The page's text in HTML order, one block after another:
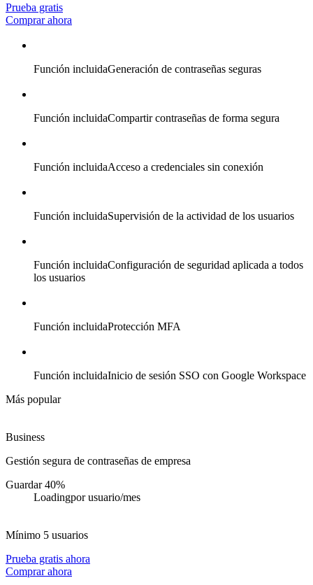
Prueba gratis
Comprar ahora
Función incluidaGeneración de contraseñas seguras
Función incluidaCompartir contraseñas de forma segura
Función incluidaAcceso a credenciales sin conexión
Función incluidaSupervisión de la actividad de los usuarios
Función incluidaConfiguración de seguridad aplicada a todos
los usuarios
Función incluidaProtección MFA
Función incluidaInicio de sesión SSO con Google Workspace
Más popular
Business
Gestión segura de contraseñas de empresa
Guardar 40%
Loadingpor usuario/mes
Mínimo 5 usuarios
Prueba gratis ahora
Comprar ahora